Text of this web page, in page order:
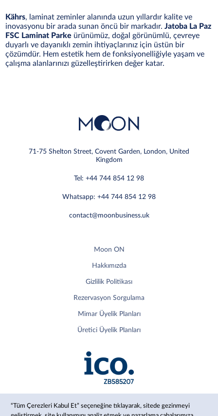
Kährs, laminat zeminler alanında uzun yıllardır kalite ve
inovasyonu bir arada sunan öncü bir markadır.Jatoba La Paz
FSC Laminat Parke ürünümüz, doğal görünümlü, çevreye
duyarlı ve dayanıklı zemin ihtiyaçlarınız için üstün bir
çözümdür. Hem estetik hem de fonksiyonelliğiyle yaşam ve
çalışma alanlarınızı güzelleştirirken değer katar.
“Tüm Çerezleri Kabul Et” seçeneğine tıklayarak, sitede gezinmeyi
71-75 Shelton Street, Covent Garden, London, United
Kingdom
Tel: +44 744 854 12 98
Whatsapp: +44 744 854 12 98
contact@moonbusiness.uk
Moon ON
Hakkımızda
Gizlilik Politikası
Rezervasyon Sorgulama
Mimar Üyelik Planları
Üretici Üyelik Planları